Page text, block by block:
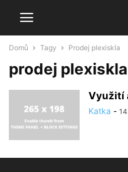
Domů Tagy Prodej plexiskla
prodej plexiskla
Využití
Katka -